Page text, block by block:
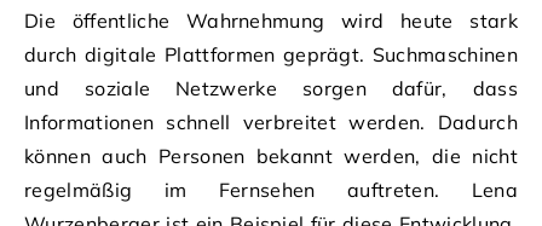
Die öffentliche Wahrnehmung wird heute stark
durch digitale Plattformen geprägt. Suchmaschinen
und soziale Netzwerke sorgen dafür, dass
Informationen schnell verbreitet werden. Dadurch
können auch Personen bekannt werden, die nicht
regelmäßig im Fernsehen auftreten. Lena